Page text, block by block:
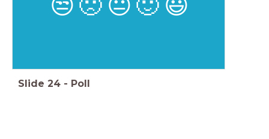
😒 🙁 😐 🙂 😃
Slide 24 - Poll